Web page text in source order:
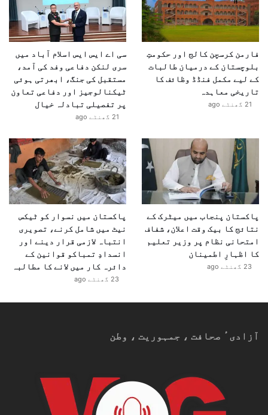
فارمن کرسچن کالج اور حکومتِ
بلوچستان کے درمیان طالبات
کے لیے مکمل فنڈڈ وظائف کا
تاریخی معاہدہ
21 گھنٹے ago
سی اے ایس ایس اسلام آباد میں
سری لنکن دفاعی وفد کی آمد،
مستقبل کی جنگ، ابھرتی ہوئی
ٹیکنالوجیز اور دفاعی تعاون
پر تفصیلی تبادلہ خیال
21 گھنٹے ago
پاکستان پنجاب میں میٹرک کے
نتائج کا بیک وقت اعلان، شفاف
امتحانی نظام پر وزیر تعلیم
کا اظہارِ اطمینان
23 گھنٹے ago
پاکستان میں نسوار کو ٹیکس
نیٹ میں شامل کرنے، تصویری
انتباہ لازمی قرار دینے اور
انسدادِ تمباکو قوانین کے
دائرہ کار میں لانے کا مطالبہ
23 گھنٹے ago
آزادیٴ صحافت ، جمہوریت ، وطن